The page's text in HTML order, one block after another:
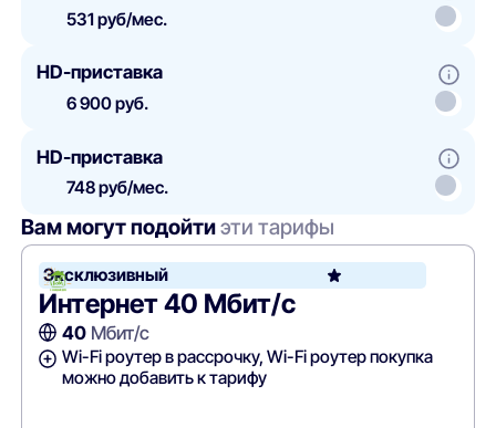
531 руб/мес.
HD-приставка
6 900 руб.
HD-приставка
748 руб/мес.
Вам могут подойтиэти тарифы
Эксклюзивный
Интернет 40 Мбит/с
40Мбит/с
Wi-Fi роутер в рассрочку, Wi-Fi роутер покупка
можно добавить к тарифу